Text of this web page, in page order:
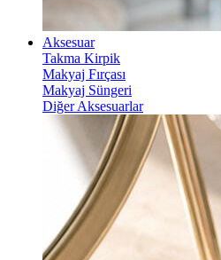
Aksesuar
Takma Kirpik
Makyaj Fırçası
Makyaj Süngeri
Diğer Aksesuarlar